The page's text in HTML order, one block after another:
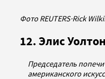
Фото REUTERS·Rick
12. Элис Уолтон
Председатель
американского